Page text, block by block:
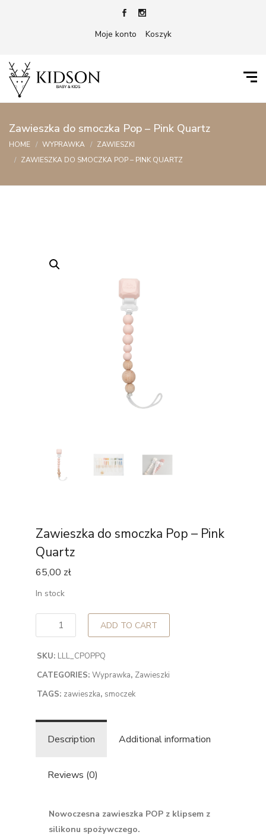
Moje konto Koszyk
Zawieszka do smoczka Pop – Pink Quartz
HOME WYPRAWKA
ZAWIESZKI
ZAWIESZKA DO SMOCZKA POP – PINK QUARTZ
Zawieszka do smoczka Pop – Pink
Quartz
65,00 zł
In stock
ADD TO CART
SKU: LLL_CPOPPQ
CATEGORIES: Wyprawka, Zawieszki
TAGS: zawieszka, smoczek
Description Additional information
Reviews (0)
Nowoczesna zawieszka POP z klipsem z
silikonu spożywczego.